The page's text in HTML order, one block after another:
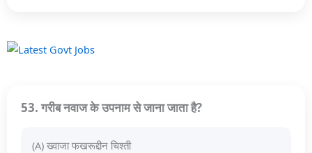
53. गरीब नवाज के उपनाम से जाना जाता है?
(A) ख्वाजा फखरूद्दीन चिश्ती